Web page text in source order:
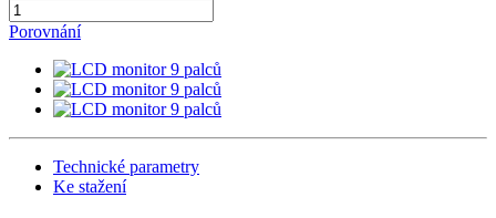
Porovnání
Technické parametry
Ke stažení